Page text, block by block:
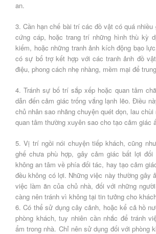
an.
3. Cần hạn chế bài trí các đồ vật có quá nhiều
cứng cáp, hoặc trang trí những hình thù kỳ
kiếm, hoặc những tranh ảnh kích động bạo
có sự bổ trợ kết hợp với các tranh ảnh đồ
điệu, phong cách nhẹ nhàng, mềm mại để
4. Tránh sự bố trí sắp xếp hoặc quan tâm
dẫn đến cảm giác trống vắng lạnh lẽo. Điều
chủ nhân sao nhãng chuyện quét dọn, lau
quan tâm thường xuyên sao cho tạo cảm giác
5. Vị trí ngồi nói chuyện tiếp khách, cũng
ghế chưa phù hợp, gây cảm giác bất lợi đối
không an tâm về phía đối tác, hay tạo cảm
đều không có lợi. Những việc này thường gây
việc làm ăn của chủ nhà, đối với những
càng nên tránh vì không tại tin tưởng cho
6. Có thể sử dụng cây cảnh, hoặc kể cả hồ
phòng khách, tuy nhiên cần nhắc để tránh
ẩm trong nhà. Chỉ nên sử dụng đối với phòng